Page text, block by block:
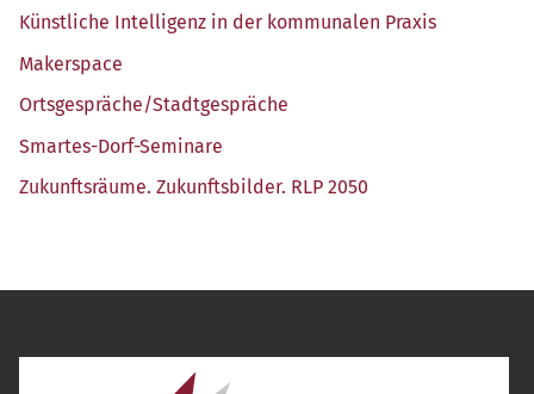
Künst­li­che Intel­li­genz in der kom­mu­na­len Praxis
Maker­space
Ortsgespräche/​Stadtgespräche
Smar­tes-Dorf-Semi­na­re
Zukunfts­räu­me. Zukunfts­bil­der. RLP 2050